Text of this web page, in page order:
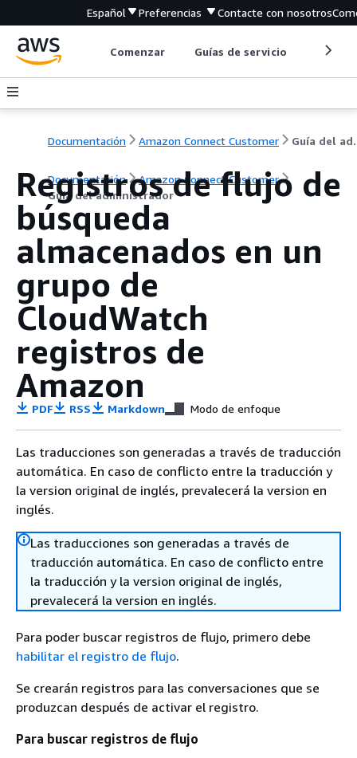
Español Preferencias Contacte con nosotros
Comenzar Guías de servicio
Documentación Amazon Connect Customer
Documentación
Amazon Connect Customer
Guía del administrador
Registros de flujo de
búsqueda
almacenados en un
grupo de
CloudWatch
registros de
Amazon
PDF RSS Markdown Modo de enfoque
Las traducciones son generadas a través de traducción
automática. En caso de conflicto entre la traducción y
la version original de inglés, prevalecerá la version en
inglés.
Las traducciones son generadas a través de
traducción automática. En caso de conflicto entre
la traducción y la version original de inglés,
prevalecerá la version en inglés.
Para poder buscar registros de flujo, primero debe
habilitar el registro de flujo.
Se crearán registros para las conversaciones que se
produzcan después de activar el registro.
Para buscar registros de flujo